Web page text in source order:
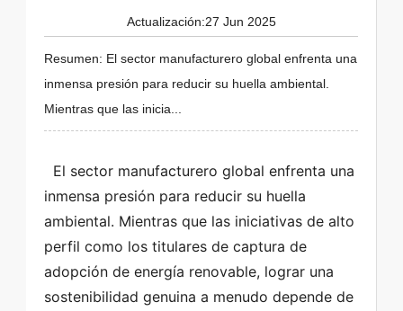
Actualización:27 Jun 2025
Resumen: El sector manufacturero global enfrenta una
inmensa presión para reducir su huella ambiental.
Mientras que las inicia...
inmensa presión para reducir su huella
ambiental. Mientras que las iniciativas de alto
perfil como los titulares de captura de
adopción de energía renovable, lograr una
sostenibilidad genuina a menudo depende de